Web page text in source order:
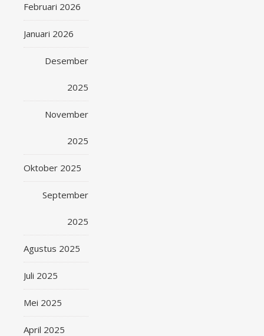
Februari 2026
Januari 2026
Desember
2025
November
2025
Oktober 2025
September
2025
Agustus 2025
Juli 2025
Mei 2025
April 2025